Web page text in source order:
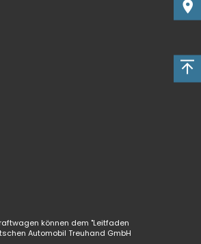
können dem "Leitfaden
Automobil Treuhand GmbH